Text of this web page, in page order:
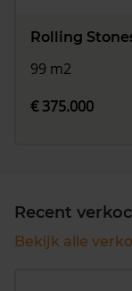
Rolling
99 m2
€ 375.000
Recent
Bekijk alle